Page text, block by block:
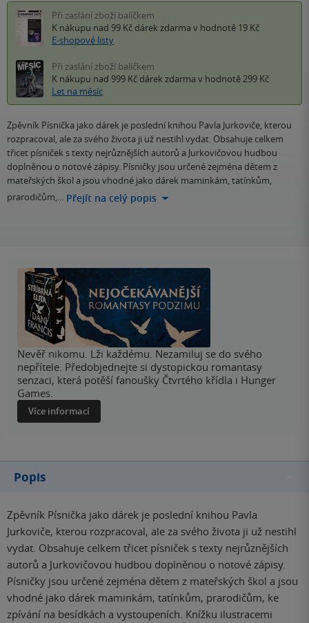
Při zaslání zboží balíčkem
K nákupu nad 99 Kč dárek zdarma v hodnotě 19 Kč
E-shopové listy
Při zaslání zboží balíčkem
K nákupu nad 999 Kč dárek zdarma v hodnotě 299 Kč
Let na měsíc
Zpěvník Písnička jako dárek je poslední knihou Pavla Jurkoviče, kterou
rozpracoval, ale za svého života ji už nestihl vydat. Obsahuje celkem
třicet písniček s texty nejrůznějších autorů a Jurkovičovou hudbou
doplněnou o notové zápisy. Písničky jsou určené zejména dětem z
mateřských škol a jsou vhodné jako dárek maminkám, tatínkům,
prarodičům,… Přejít na celý popis
Nevěř nikomu. Lži každému. Nezamiluj se do svého
nepřítele. Předobjednejte si dystopickou romantasy
senzaci, která potěší fanoušky Čtvrtého křídla i Hunger
Games.
Více informací
Popis
Zpěvník Písnička jako dárek je poslední knihou Pavla
Jurkoviče, kterou rozpracoval, ale za svého života ji už nestihl
vydat. Obsahuje celkem třicet písniček s texty nejrůznějších
autorů a Jurkovičovou hudbou doplněnou o notové zápisy.
Písničky jsou určené zejména dětem z mateřských škol a jsou
vhodné jako dárek maminkám, tatínkům, prarodičům, ke
zpívání na besídkách a vystoupeních. Knížku ilustracemi